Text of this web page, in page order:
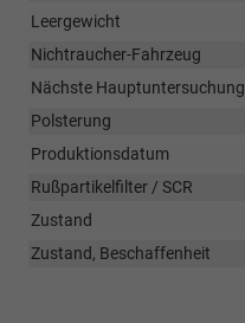
Leergewicht
Nichtraucher-Fahrzeug
Nächste Hauptuntersuchung
Polsterung
Produktionsdatum
Rußpartikelfilter / SCR
Zustand
Zustand, Beschaffenheit